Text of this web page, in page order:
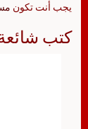
يجب أنت تكون
كتب